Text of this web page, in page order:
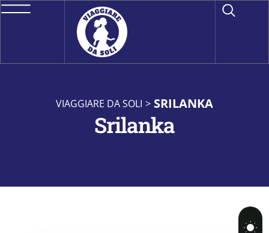
VIAGGIARE DA SOLI > SRILANKA
Srilanka